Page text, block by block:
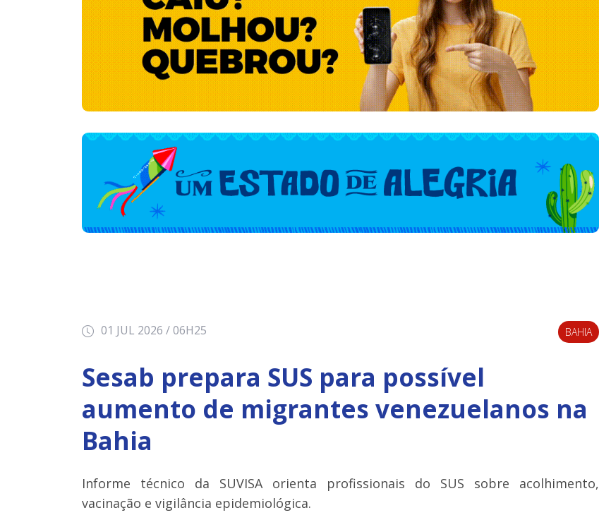
01 JUL 2026 / 06H25 BAHIA
Sesab prepara SUS para possível
aumento de migrantes venezuelanos na
Bahia
Informe técnico da SUVISA orienta profissionais do SUS sobre acolhimento,
vacinação e vigilância epidemiológica.